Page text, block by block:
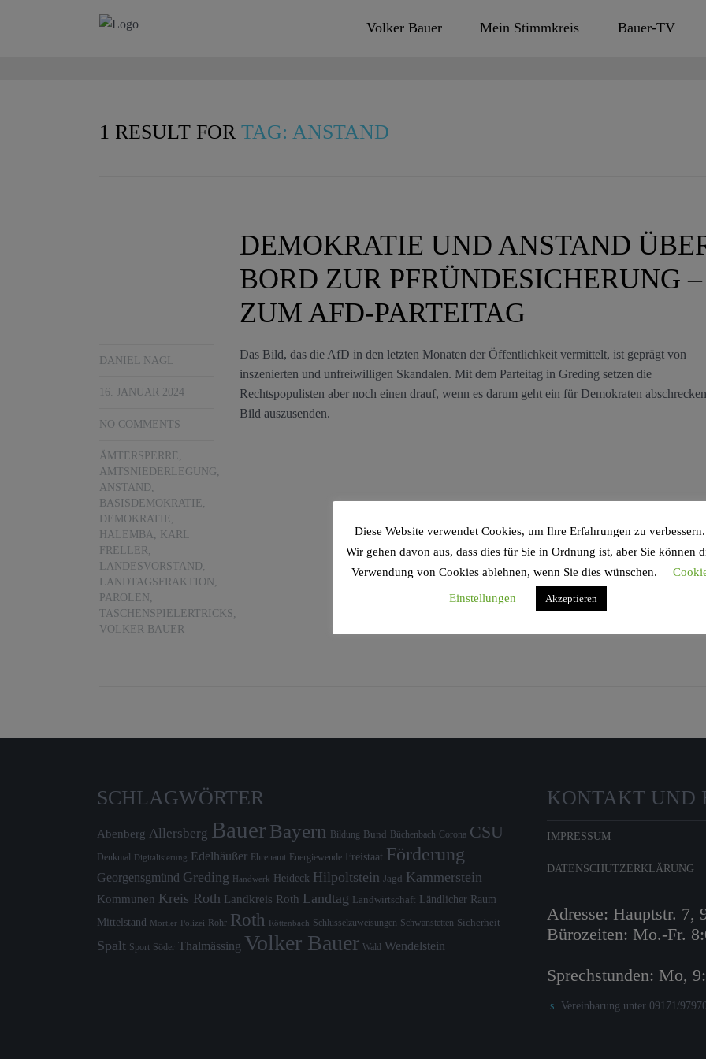
Volker Bauer Mein Stimmkreis Bauer-TV
1 RESULT FOR TAG: ANSTAND
DEMOKRATIE UND ANSTAND
BORD ZUR PFRÜNDESICHERUNG –
ZUM AFD-PARTEITAG
DANIEL NAGL
16. JANUAR 2024
NO COMMENTS
ÄMTERSPERRE,
AMTSNIEDERLEGUNG,
ANSTAND,
BASISDEMOKRATIE,
DEMOKRATIE,
HALEMBA,
KARL
FRELLER,
LANDESVORSTAND,
LANDTAGSFRAKTION ,
PAROLEN ,
TASCHENSPIELERTRICKS,
VOLKER BAUER
Das Bild, das die AfD in den letzten Monaten der Öffentlichkeit vermittelt, ist geprägt von
inszenierten und unfreiwilligen Skandalen. Mit dem Parteitag in Greding setzen die
Rechtspopulisten aber noch einen drauf, wenn es darum geht ein für Demokraten
Bild auszusenden.
SCHLAGWÖRTER
Abenberg Allersberg Bauer Bayern Bildung Bund Büchenbach Corona CSU
Denkmal Digitalisierung Edelhäußer Ehrenamt Energiewende Freistaat Förderung
Georgensgmünd Greding Handwerk Heideck Hilpoltstein Jagd Kammerstein
Kommunen Kreis Roth Landkreis Roth Landtag Landwirtschaft Ländlicher Raum
Mittelstand Mortler Polizei Rohr Roth Röttenbach Schlüsselzuweisungen Schwanstetten Sicherheit
Spalt Sport Söder Thalmässing Volker Bauer Wald Wendelstein
KONTAKT UND
IMPRESSUM
DATENSCHUTZERKLÄRUNG
Adresse: Hauptstr. 7,
Bürozeiten: Mo.-Fr.
Sprechstunden: Mo,
Vereinbarung unter 09171/97970
Diese Website verwendet Cookies, um Ihre Erfahrungen zu verbessern.
Wir gehen davon aus, dass dies für Sie in Ordnung ist, aber Sie können
Verwendung von Cookies ablehnen, wenn Sie dies wünschen.
Einstellungen Akzeptieren